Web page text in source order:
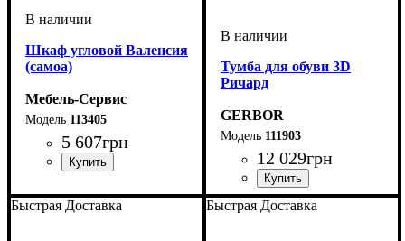
Шкаф угловой Валенсия
(самоа)
Мебель-Сервис
113405
5 607грн
Тумба для обуви 3D
Ричард
GERBOR
111903
12 029грн
Быстрая Доставка Быстрая Доставка